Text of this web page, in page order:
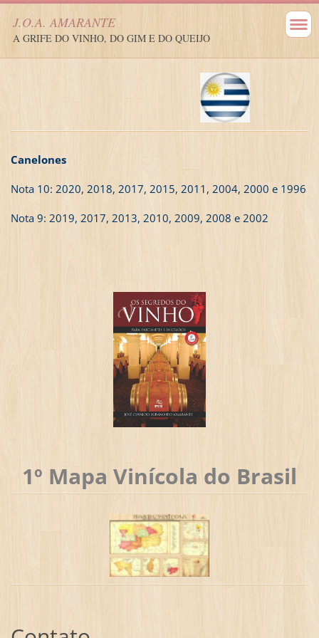
J.O.A. AMARANTE
A GRIFE DO VINHO, DO GIM E DO QUEIJO
Canelones
Nota 10: 2020, 2018, 2017, 2015, 2011, 2004, 2000 e 1996
Nota 9: 2019, 2017, 2013, 2010, 2009, 2008 e 2002
1º Mapa Vinícola do Brasil